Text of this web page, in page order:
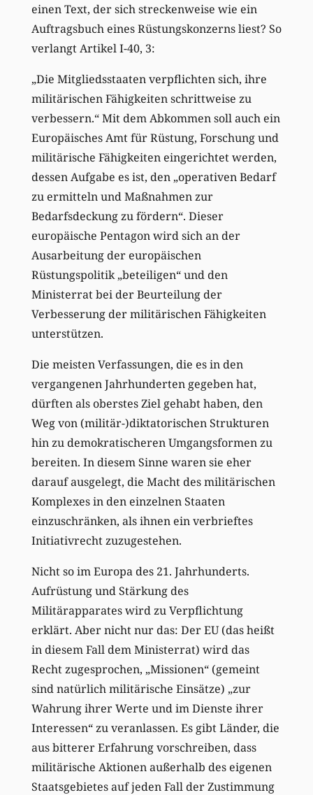
einen Text, der sich streckenweise wie ein
Auftragsbuch eines Rüstungskonzerns liest? So
verlangt Artikel I-40, 3:
„Die Mitgliedsstaaten verpflichten sich, ihre
militärischen Fähigkeiten schrittweise zu
verbessern.“ Mit dem Abkommen soll auch ein
Europäisches Amt für Rüstung, Forschung und
militärische Fähigkeiten eingerichtet werden,
dessen Aufgabe es ist, den „operativen Bedarf
zu ermitteln und Maßnahmen zur
Bedarfsdeckung zu fördern“. Dieser
europäische Pentagon wird sich an der
Ausarbeitung der europäischen
Rüstungspolitik „beteiligen“ und den
Ministerrat bei der Beurteilung der
Verbesserung der militärischen Fähigkeiten
unterstützen.
Die meisten Verfassungen, die es in den
vergangenen Jahrhunderten gegeben hat,
dürften als oberstes Ziel gehabt haben, den
Weg von (militär-)diktatorischen Strukturen
hin zu demokratischeren Umgangsformen zu
bereiten. In diesem Sinne waren sie eher
darauf ausgelegt, die Macht des militärischen
Komplexes in den einzelnen Staaten
einzuschränken, als ihnen ein verbrieftes
Initiativrecht zuzugestehen.
Nicht so im Europa des 21. Jahrhunderts.
Aufrüstung und Stärkung des
Militärapparates wird zu Verpflichtung
erklärt. Aber nicht nur das: Der EU (das heißt
in diesem Fall dem Ministerrat) wird das
Recht zugesprochen, „Missionen“ (gemeint
sind natürlich militärische Einsätze) „zur
Wahrung ihrer Werte und im Dienste ihrer
Interessen“ zu veranlassen. Es gibt Länder, die
aus bitterer Erfahrung vorschreiben, dass
militärische Aktionen außerhalb des eigenen
Staatsgebietes auf jeden Fall der Zustimmung